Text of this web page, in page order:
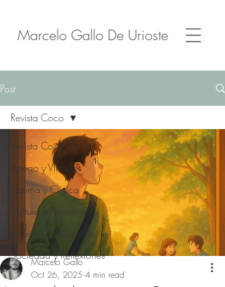
Marcelo Gallo De Urioste
Post
Revista Coco
Apego y Vínculos
Trauma y Clínica
Cultura y Psicología
Crianza y Desarrollo
Sociedad y Reflexiones
Revista Coco
Marcelo Gallo
Oct 26, 2025 4 min read